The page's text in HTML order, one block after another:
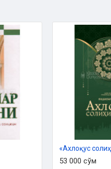
йил 4 февралдаги №№03-
53 000 сўм